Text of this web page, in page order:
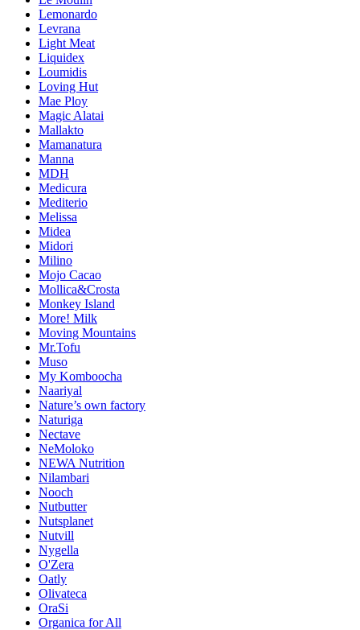
Lemonardo
Levrana
Light Meat
Liquidex
Loumidis
Loving Hut
Mae Ploy
Magic Alatai
Mallakto
Mamanatura
Manna
MDH
Medicura
Mediterio
Melissa
Midea
Midori
Milino
Mojo Cacao
Mollica&Crosta
Monkey Island
More! Milk
Moving Mountains
Mr.Tofu
Muso
My Komboocha
Naariyal
Nature’s own factory
Naturiga
Nectave
NeMoloko
NEWA Nutrition
Nilambari
Nooch
Nutbutter
Nutsplanet
Nutvill
Nygella
O'Zera
Oatly
Olivateca
OraSi
Organica for All